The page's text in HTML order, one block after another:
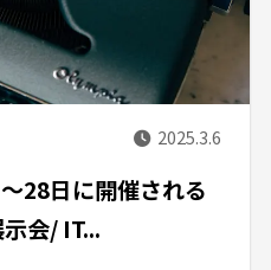
2025.3.6
28日に開催される
会/ IT...